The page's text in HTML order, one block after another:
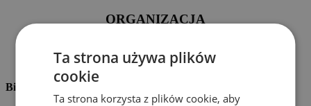
ORGANIZACJA
Biuro Bezpieczeństwa Narodowego
Ta strona używa plików
cookie
Ta strona korzysta z plików cookie, aby